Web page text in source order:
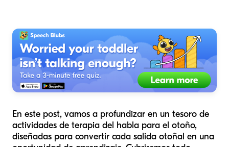
En este post, vamos a profundizar en un tesoro de
actividades de terapia del habla para el otoño,
diseñadas para convertir cada salida otoñal en una